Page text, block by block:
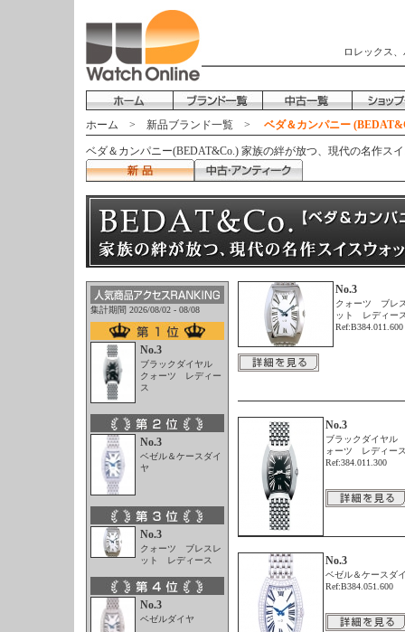
ロレックス
ホーム > 新品ブランド一覧 > ベダ＆カンパニー
ベダ＆カンパニー(BEDAT&Co.) 家族の絆が放つ、現代の名作ス
集計期間 2026/08/02 - 08/08
No.3
ブラックダイヤル
クォーツ レディー
ス
No.3
ベゼル＆ケースダイ
ヤ
No.3
クォーツ ブレスレ
ット レディース
No.3
ベゼルダイヤ
No.3
クォーツ ブレ
ット レディー
Ref:B384.011.600
No.3
ブラックダイヤル
ォーツ レディ
Ref:384.011.300
No.3
ベゼル＆ケースダ
Ref:B384.051.600